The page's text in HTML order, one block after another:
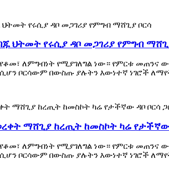
ህትመት የሩሲያ ዳቦ መጋገሪያ የምግብ
ለምግብነት የሚያገለግል ነው። የምርቱ መጠንና
ቦርሳውም በውስጡ ያሉትን እውነተኛ ነገሮች
ማሸጊያ ከረጢት ከመስኮት ካሬ የታችኛው
ለምግብነት የሚያገለግል ነው። የምርቱ መጠንና
ቦርሳውም በውስጡ ያሉትን እውነተኛ ነገሮች